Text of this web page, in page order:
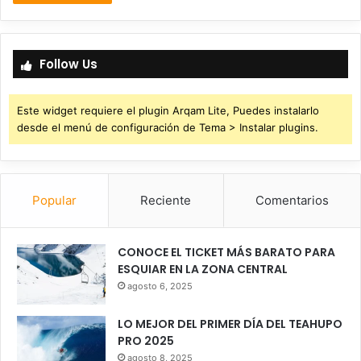
Follow Us
Este widget requiere el plugin Arqam Lite, Puedes instalarlo
desde el menú de configuración de Tema > Instalar plugins.
Popular Reciente Comentarios
CONOCE EL TICKET MÁS BARATO PARA
ESQUIAR EN LA ZONA CENTRAL
agosto 6, 2025
LO MEJOR DEL PRIMER DÍA DEL TEAHUPO
PRO 2025
agosto 8, 2025